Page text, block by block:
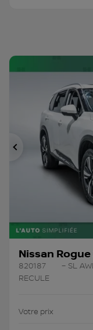
Précédent
Nissan Rogue
820187
– SL
RECULE
Votre prix